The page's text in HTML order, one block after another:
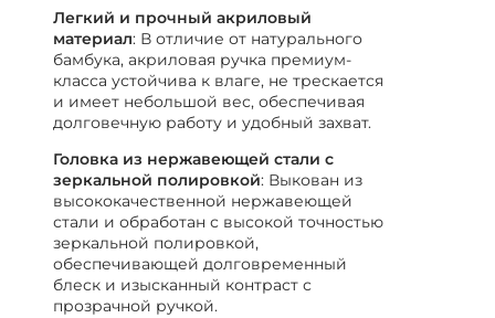
Легкий и прочный акриловый
материал: В отличие от натурального
бамбука, акриловая ручка премиум-
класса устойчива к влаге, не трескается
и имеет небольшой вес, обеспечивая
долговечную работу и удобный захват.
Головка из нержавеющей стали с
зеркальной полировкой: Выкован из
высококачественной нержавеющей
стали и обработан с высокой точностью
зеркальной полировкой,
обеспечивающей долговременный
блеск и изысканный контраст с
прозрачной ручкой.